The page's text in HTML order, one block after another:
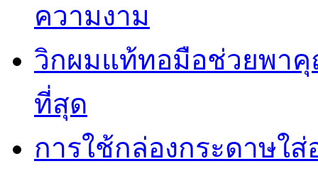
ความงาม
วิกผมแท้ทอมือช่วยพา
ที่สุด
การใช้กล่องกระดาษใ